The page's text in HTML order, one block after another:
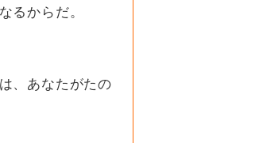
るからだ。
、あなたがたの